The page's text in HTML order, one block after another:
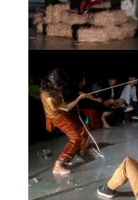
Aucune légende